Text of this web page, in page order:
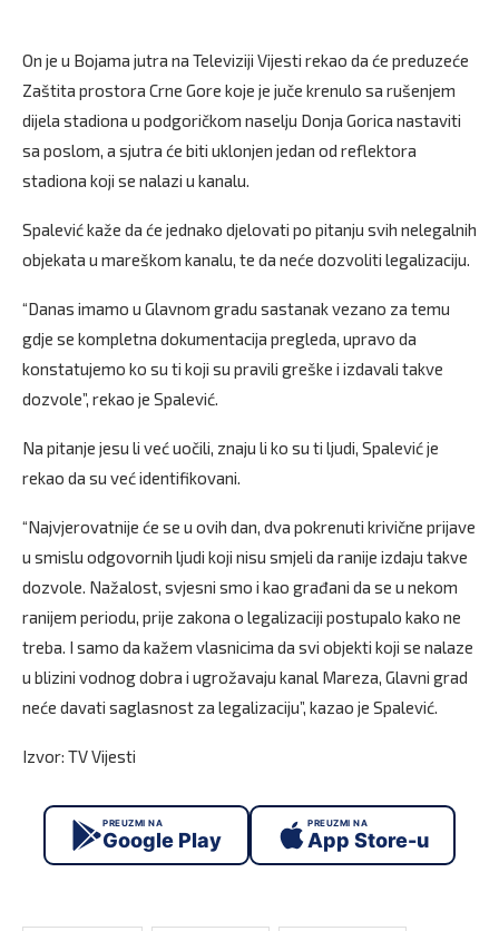
On je u Bojama jutra na Televiziji Vijesti rekao da će preduzeće
Zaštita prostora Crne Gore koje je juče krenulo sa rušenjem
dijela stadiona u podgoričkom naselju Donja Gorica nastaviti
sa poslom, a sjutra će biti uklonjen jedan od reflektora
stadiona koji se nalazi u kanalu.
Spalević kaže da će jednako djelovati po pitanju svih nelegalnih
objekata u mareškom kanalu, te da neće dozvoliti legalizaciju.
“Danas imamo u Glavnom gradu sastanak vezano za temu
gdje se kompletna dokumentacija pregleda, upravo da
konstatujemo ko su ti koji su pravili greške i izdavali takve
dozvole”, rekao je Spalević.
Na pitanje jesu li već uočili, znaju li ko su ti ljudi, Spalević je
rekao da su već identifikovani.
“Najvjerovatnije će se u ovih dan, dva pokrenuti krivične prijave
u smislu odgovornih ljudi koji nisu smjeli da ranije izdaju takve
dozvole. Nažalost, svjesni smo i kao građani da se u nekom
ranijem periodu, prije zakona o legalizaciji postupalo kako ne
treba. I samo da kažem vlasnicima da svi objekti koji se nalaze
u blizini vodnog dobra i ugrožavaju kanal Mareza, Glavni grad
neće davati saglasnost za legalizaciju”, kazao je Spalević.
Izvor: TV Vijesti
PREUZMI NA
Google Play
PREUZMI NA
App Store-u